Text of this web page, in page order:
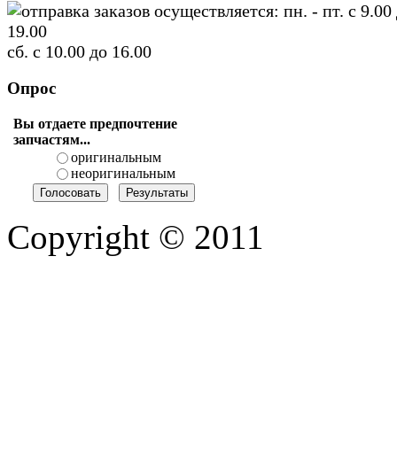
отправка заказов осуществляется: пн. - пт. с 9.00
19.00
сб. с 10.00 до 16.00
Опрос
Вы отдаете предпочтение
запчастям...
оригинальным
неоригинальным
Copyright © 2011